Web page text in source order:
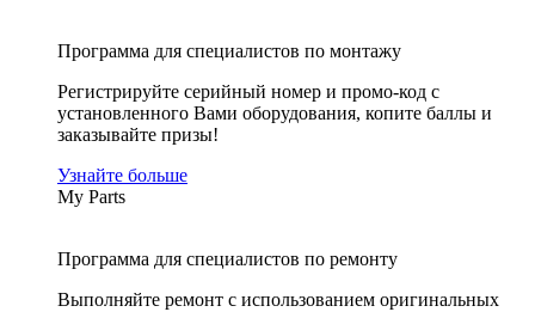
Программа для специалистов по монтажу
Регистрируйте серийный номер и промо-код с
установленного Вами оборудования, копите баллы и
заказывайте призы!
Узнайте больше
My Parts
Программа для специалистов по ремонту
Выполняйте ремонт с использованием оригинальных